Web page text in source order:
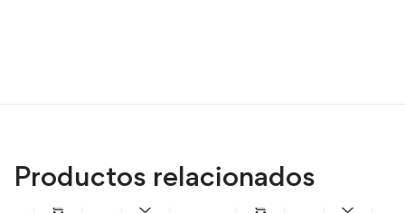
Productos relacionados